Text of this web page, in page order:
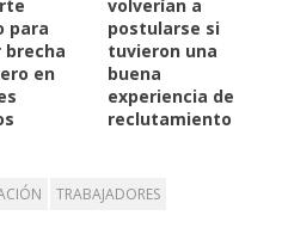
para
brecha
en
volverían a
postularse si
tuvieron una
buena
experiencia de
reclutamiento
TRABAJADORES